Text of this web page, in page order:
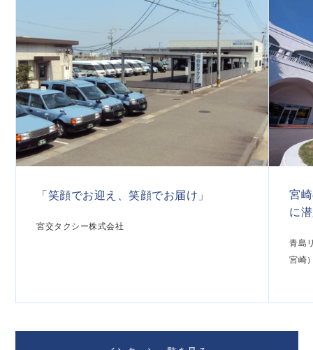
「笑顔でお迎え、笑顔でお届け」
宮交タクシー株式会社
宮
に
青島
宮崎